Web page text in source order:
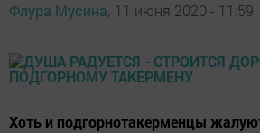
Флура Мусина, 11 июня 2020 - 11:59
Хоть и подгорнотакерменцы